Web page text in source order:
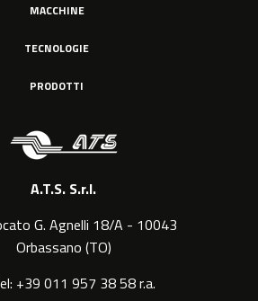
MACCHINE
TECNOLOGIE
PRODOTTI
A.T.S. S.r.l.
G. Agnelli 18/A - 10043
Orbassano (TO)
+39 011 957 38 58 r.a.